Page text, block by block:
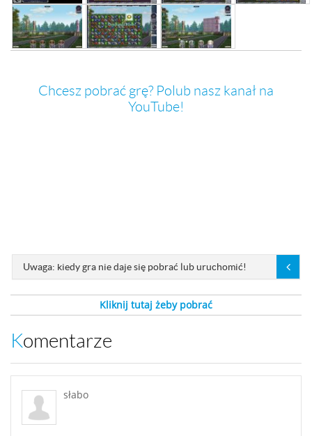
Chcesz pobrać grę? Polub nasz kanał na
YouTube!
Uwaga: kiedy gra nie daje się pobrać lub uruchomić!
Kliknij tutaj żeby pobrać
Komentarze
słabo